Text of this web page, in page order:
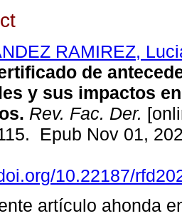
RAMIREZ,
de
y sus impactos
Rev. Fac. Der.
Epub Nov 01,
10.22187/
artículo ahonda